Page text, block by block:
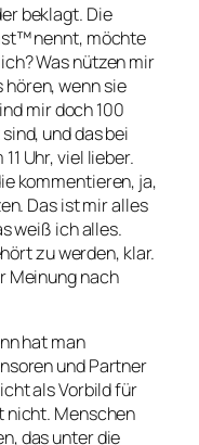
beklagt. Die
nennt, möchte
Was nützen mir
wenn sie
mir doch 100
und das bei
Uhr, viel lieber.
kommentieren, ja,
Das ist mir alles
weiß ich alles.
zu werden, klar.
Meinung nach
hat man
und Partner
als Vorbild für
nicht. Menschen
das unter die